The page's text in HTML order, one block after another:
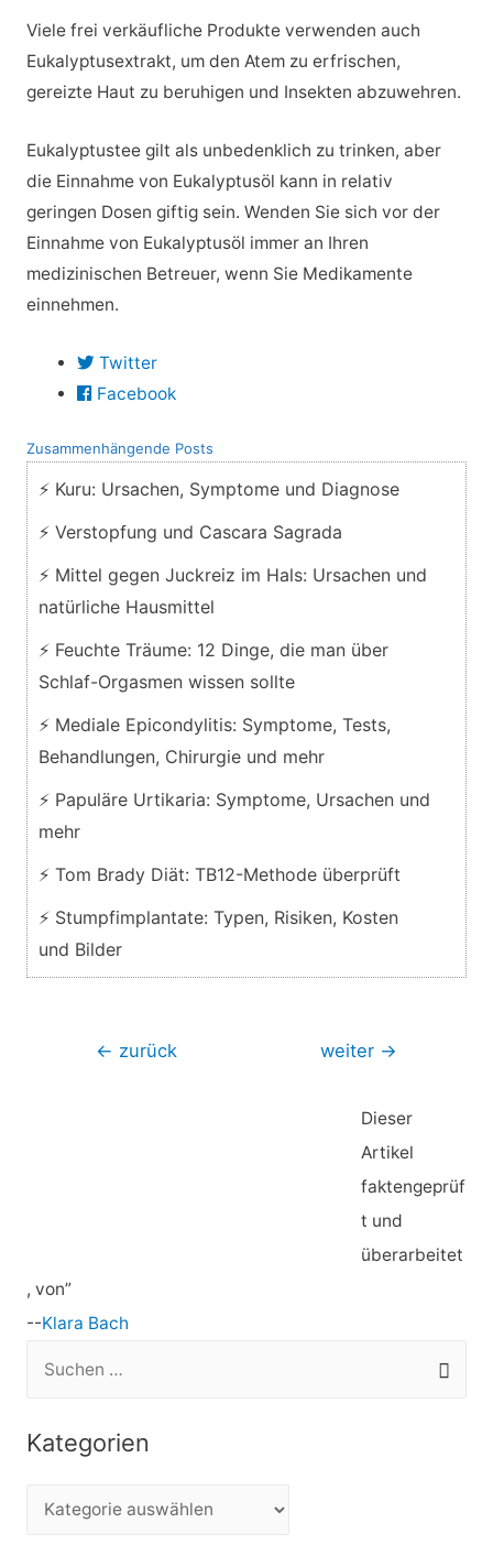
Viele frei verkäufliche Produkte verwenden auch
Eukalyptusextrakt, um den Atem zu erfrischen,
gereizte Haut zu beruhigen und Insekten abzuwehren.
Eukalyptustee gilt als unbedenklich zu trinken, aber
die Einnahme von Eukalyptusöl kann in relativ
geringen Dosen giftig sein. Wenden Sie sich vor der
Einnahme von Eukalyptusöl immer an Ihren
medizinischen Betreuer, wenn Sie Medikamente
einnehmen.
Twitter
Facebook
Zusammenhängende Posts
⚡ Kuru: Ursachen, Symptome und Diagnose
⚡ Verstopfung und Cascara Sagrada
⚡ Mittel gegen Juckreiz im Hals: Ursachen und
natürliche Hausmittel
⚡ Feuchte Träume: 12 Dinge, die man über
Schlaf-Orgasmen wissen sollte
⚡ Mediale Epicondylitis: Symptome, Tests,
Behandlungen, Chirurgie und mehr
⚡ Papuläre Urtikaria: Symptome, Ursachen und
mehr
⚡ Tom Brady Diät: TB12-Methode überprüft
⚡ Stumpfimplantate: Typen, Risiken, Kosten
und Bilder
Beitragsnavigation
← zurück weiter →
Dieser
Artikel
faktengeprüf
t und
überarbeitet
, von”
--Klara Bach
Kategorien